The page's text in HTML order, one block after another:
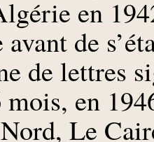
en
avant de
de lettres
mois, en
Le